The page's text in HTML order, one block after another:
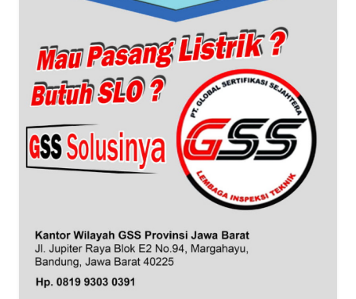
WN
BANTEN
WN
NTT
WN
PAPUA